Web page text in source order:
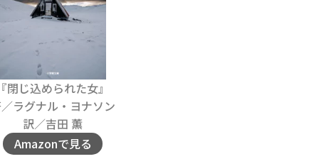
閉じ込められた女』
ラグナル・ヨナソン
訳／吉田 薫
Amazonで見る